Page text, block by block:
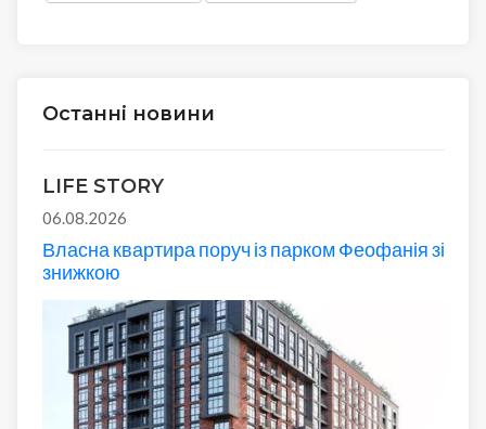
Останні новини
LIFE STORY
06.08.2026
Власна квартира поруч із парком Феофанія зі
знижкою